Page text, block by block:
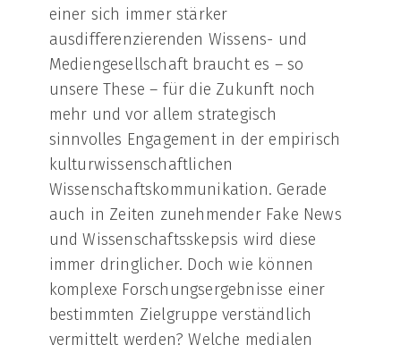
einer sich immer stärker
ausdifferenzierenden Wissens- und
Mediengesellschaft braucht es – so
unsere These – für die Zukunft noch
mehr und vor allem strategisch
sinnvolles Engagement in der empirisch
kulturwissenschaftlichen
Wissenschaftskommunikation. Gerade
auch in Zeiten zunehmender Fake News
und Wissenschaftsskepsis wird diese
immer dringlicher. Doch wie können
komplexe Forschungsergebnisse einer
bestimmten Zielgruppe verständlich
vermittelt werden? Welche medialen